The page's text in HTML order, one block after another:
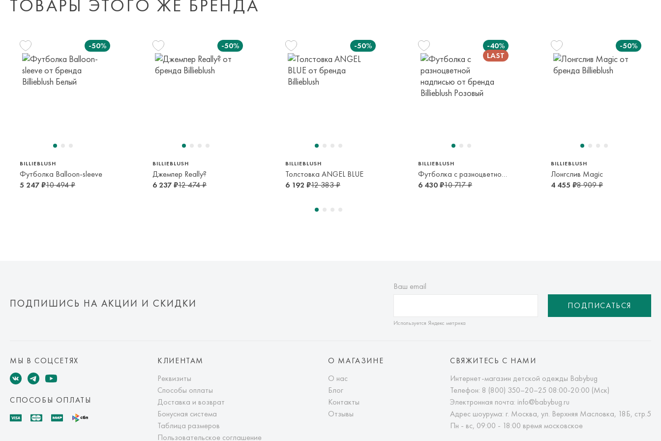
или в пункт самовывоза транспортной компании. Доставка осуществляется в
срок и по тарифам транспортной компании.
Оплата осуществляется онлайн банковскими картами Visa, Mastercard, МИР,
Система быстрых платежей (СБП)
ТОВАРЫ ЭТОГО ЖЕ БРЕНДА
-50%
BILLIEBLUSH
Футболка Balloon-sleeve
5 247 ₽10 494 ₽
-50%
BILLIEBLUSH
Джемпер Really?
6 237 ₽12 474 ₽
-50%
BILLIEBLUSH
Толстовка ANGEL BLUE
6 192 ₽12 383 ₽
-40%
BILLIEBLUSH
Футболка с разноцветной надписью
6 430 ₽10 717 ₽
-50%
BILLIEBLUSH
Лонгслив Magic
4 455 ₽8 909 ₽
ПОДПИШИСЬ НА АКЦИИ И СКИДКИ
Ваш email
Используется Яндекс метрика
ПОДПИСАТЬСЯ
МЫ В СОЦСЕТЯХ
СПОСОБЫ ОПЛАТЫ
КЛИЕНТАМ
Реквизиты
Способы оплаты
Доставка и возврат
Бонусная система
Таблица размеров
Пользовательское соглашение
О МАГАЗИНЕ
О нас
Блог
Контакты
Отзывы
СВЯЖИТЕСЬ С НАМИ
Интернет-магазин детской одежды Babybug
Телефон: 8 (800) 350–20–25 08:00-20:00 (Мск)
Электронная почта: info@babybug.ru
Адрес шоурума: г. Москва, ул. Верхняя Масловка, 18Б, стр.5
Пн - вс, 09:00 - 18:00 время московское